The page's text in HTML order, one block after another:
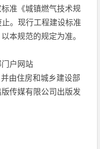
准《城镇燃气技术规
。现行工程建设标准
本规范的规定为准。
户网站
由住房和城乡建设部
传媒有限公司出版发